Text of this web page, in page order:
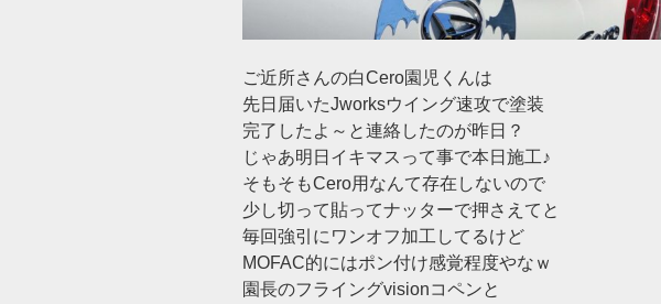
ご近所さんの白Cero園児くんは
先日届いたJworksウイング速攻で塗装
完了したよ～と連絡したのが昨日？
じゃあ明日イキマスって事で本日施工♪
そもそもCero用なんて存在しないので
少し切って貼ってナッターで押さえてと
毎回強引にワンオフ加工してるけど
MOFAC的にはポン付け感覚程度やなｗ
園長のフライングvisionコペンと